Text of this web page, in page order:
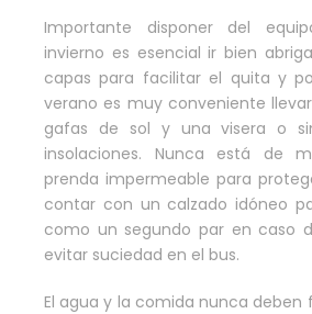
Importante disponer del
invierno es esencial ir bien
capas para facilitar el quita y
verano es muy conveniente
gafas de sol y una visera o
insolaciones. Nunca está de
prenda impermeable para
contar con un calzado idóneo
como un segundo par en caso
evitar suciedad en el bus.
El agua y la comida nunca deben